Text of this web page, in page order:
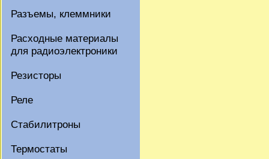
Разъемы, клеммники
Расходные материалы
для радиоэлектроники
Резисторы
Реле
Стабилитроны
Термостаты